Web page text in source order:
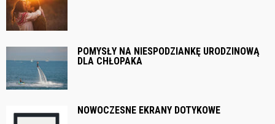
POMYSŁY NA NIESPODZIANKĘ URODZINOWĄ
DLA CHŁOPAKA
NOWOCZESNE EKRANY DOTYKOWE